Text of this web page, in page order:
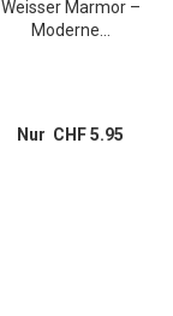
Weisser Marmor –
Moderne...
Nur CHF 5.95